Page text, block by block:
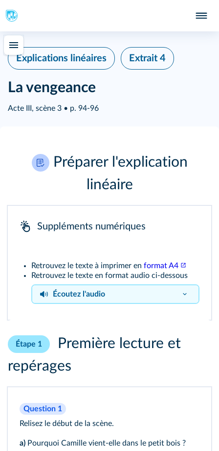
Explications linéaires Extrait 4
La vengeance
Acte III, scène 3 • p. 94-96
Préparer l'explication
linéaire
Suppléments numériques
Retrouvez le texte à imprimer en format A4
Retrouvez le texte en format audio ci-dessous
Écoutez l'audio
Étape 1
Première lecture et
repérages
Question 1
Relisez le début de la scène.
a) Pourquoi Camille vient-elle dans le petit bois ?